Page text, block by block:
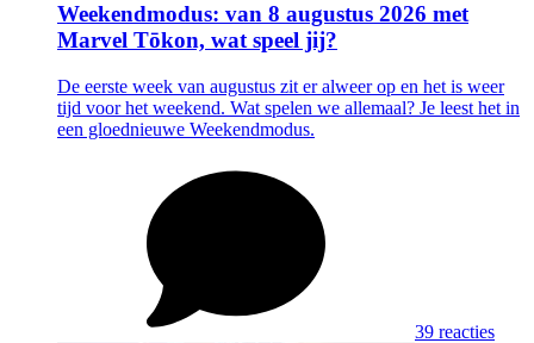
Weekendmodus: van 8 augustus 2026 met
Marvel Tōkon, wat speel jij?
De eerste week van augustus zit er alweer op en het is weer
tijd voor het weekend. Wat spelen we allemaal? Je leest het in
een gloednieuwe Weekendmodus.
39 reacties